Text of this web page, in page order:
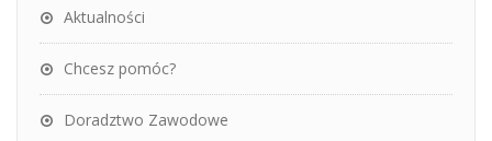
Aktualności
Chcesz pomóc?
Doradztwo Zawodowe